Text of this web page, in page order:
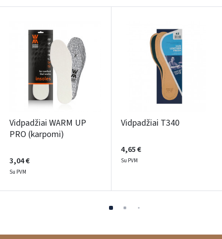
Vidpadžiai WARM UP
PRO (karpomi)
3,04 €
Su PVM
Vidpadžiai T340
4,65 €
Su PVM